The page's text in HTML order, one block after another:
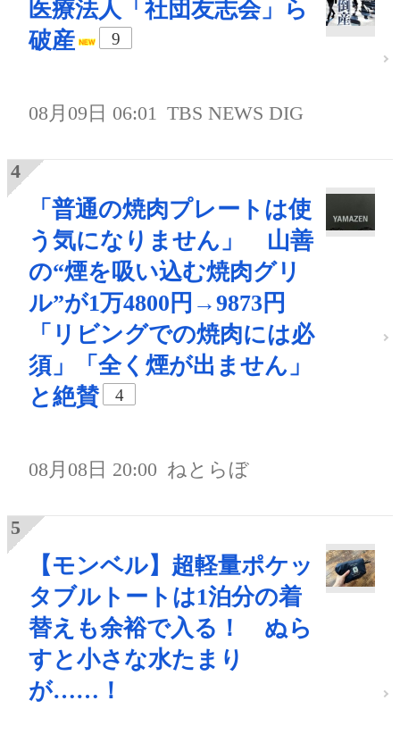
医療法人「社団友志会」ら
破産
9
08月09日 06:01 TBS NEWS DIG
「普通の焼肉プレートは使
う気になりません」 山善
の“煙を吸い込む焼肉グリ
ル”が1万4800円→9873円
「リビングでの焼肉には必
須」「全く煙が出ません」
と絶賛
4
08月08日 20:00 ねとらぼ
【モンベル】超軽量ポケッ
タブルトートは1泊分の着
替えも余裕で入る！ ぬら
すと小さな水たまり
が……！